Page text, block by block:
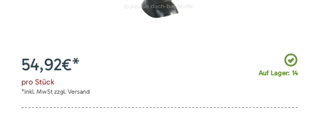
Auf Lager: 14
54,92€*
pro Stück
*inkl. MwSt zzgl. Versand